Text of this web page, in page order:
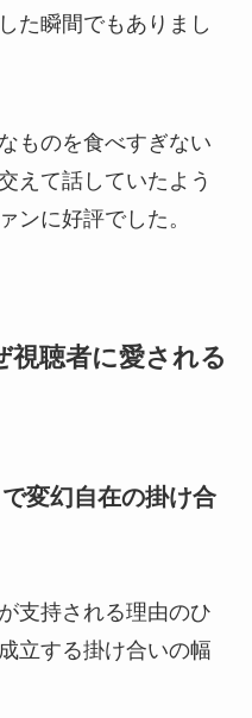
た瞬間でもありまし
ものを食べすぎない
えて話していたよう
ンに好評でした。
視聴者に愛される
変幻自在の掛け合
支持される理由のひ
立する掛け合いの幅